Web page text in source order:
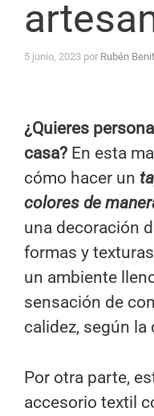
5 junio, 2023 por Rubén
¿Quieres
casa? En esta
cómo hacer un
colores de
una decoración
formas y
un ambiente
sensación de
calidez, según
Por otra parte,
accesorio textil